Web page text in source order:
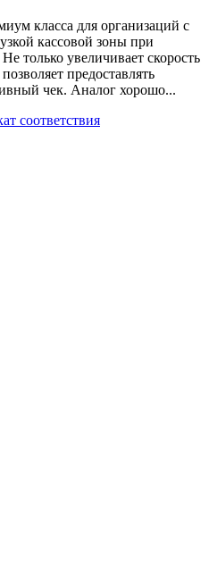
класса для организаций с
кассовой зоны при
только увеличивает скорость
предоставлять
чек. Аналог хорошо...
соответствия